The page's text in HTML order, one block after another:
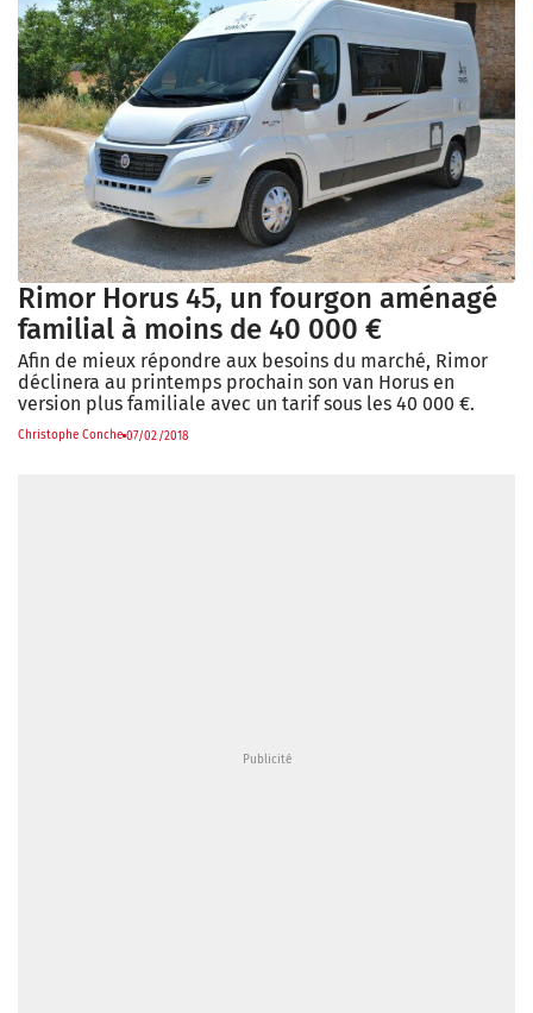
Rimor Horus 45, un fourgon aménagé
familial à moins de 40 000 €
Afin de mieux répondre aux besoins du marché, Rimor
déclinera au printemps prochain son van Horus en
version plus familiale avec un tarif sous les 40 000 €.
Christophe Conche 07/02/2018